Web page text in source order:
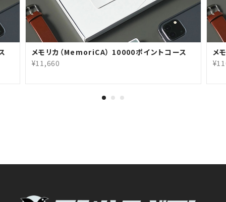
メモリカ（MemoriCA） 10000ポイントコース
¥11,660
メ